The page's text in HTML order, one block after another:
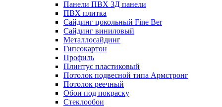
Панели ПВХ 3Д панели
ПВХ плитка
Сайдинг цокольный Fine Ber
Сайдинг виниловый
Металлосайдинг
Гипсокартон
Профиль
Плинтус пластиковый
Потолок подвесной типа Армстронг
Потолок реечный
Обои под покраску
Стеклообои